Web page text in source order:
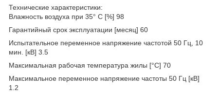
Технические характеристики:
Влажность воздуха при 35° C [%] 98
Гарантийный срок эксплуатации [месяц] 60
Испытательное переменное напряжение частотой 50 Гц, 10
мин. [кВ] 3.5
Максимальная рабочая температура жилы [°С] 70
Максимальное переменное напряжение частоты 50 Гц [кВ]
1.2